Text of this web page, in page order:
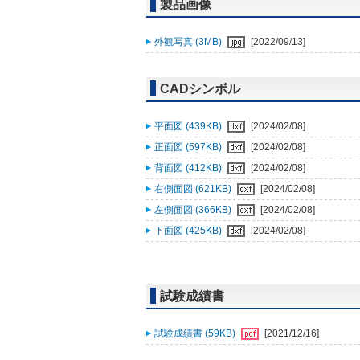
製品画像
外観写真 (3MB) [2022/09/13]
CADシンボル
平面図 (439KB)
[2024/02/08]
正面図 (597KB)
[2024/02/08]
背面図 (412KB)
[2024/02/08]
右側面図 (621KB)
[2024/02/08]
左側面図 (366KB)
[2024/02/08]
下面図 (425KB)
[2024/02/08]
試験成績書
試験成績書 (59KB) [2021/12/16]